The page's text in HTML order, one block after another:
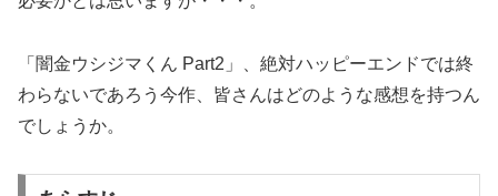
「闇金ウシジマくん Part2」、絶対ハッピーエンドでは終
わらないであろう今作、皆さんはどのような感想を持つん
でしょうか。